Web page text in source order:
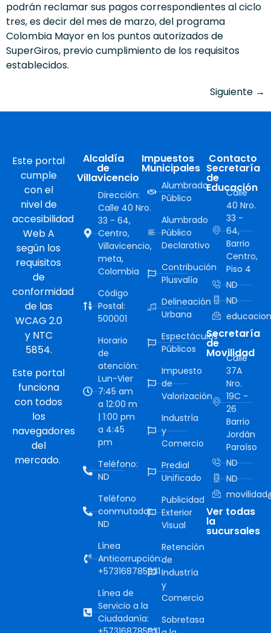
podrán reclamar sus pagos correspondientes al ciclo
tres, es decir del mes de marzo, del programa
Colombia Mayor en los puntos autorizados de
SuperGiros, previo cumplimiento de los requisitos
establecidos.
Siguiente →
Este portal
cumple
con el
nivel de
accesibilidad
Web A
según los
requisitos
de
conformidad
de las
WCAG 2.0
y NTC
5854.
Este portal
funciona
con todos
los
navegadores
del
mercado.
Alcaldía
de
Villavicencio
Dirección:
Calle 40 Nro.
33 - 64,
Centro,
Villavicencio,
meta,
Colombia
Código
Postal:
500001
Horario
de
atención:
Lun-Vier
7:45 am
a 12:00 m
| 1:00 pm
a 4:45
pm
Teléfono:
ND
Teléfono
conmutador:
ND
Línea
Anticorrupción:
+573168785931
Línea de
Servicio a la
Ciudadanía:
Impuestos
Municipales
Alumbrado
Público
Alumbrado
Público
Declarativo
Contribución
Plusvalía
Delineación
Urbana
Espectáculos
Públicos
Impuesto
de
Valorización
Industría
y
Comercio
Predial
Unificado
Publicidad
Exterior
Visual
Retención
de
Industría
y
Comercio
Sobretasa
Contacto
Secretaría
de
Educación
Calle
40 Nro.
33 -
64,
Barrio
Centro,
Piso 4
ND
ND
Secretaría
de
Movilidad
Calle
37A
Nro.
19C -
26
Barrio
Jordán
Paraíso
ND
ND
Ver todas
la
sucursales